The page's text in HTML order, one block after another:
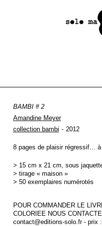
BAMBI # 2
Amandine Meyer
collection bambi
2012
8 pages de plaisir régressif… à
> 15 cm x 21 cm, sous
> tirage « maison »
> 50 exemplaires numérotés
POUR COMMANDER LE
COLORIEE NOUS
contact@editions-solo.fr- prix :